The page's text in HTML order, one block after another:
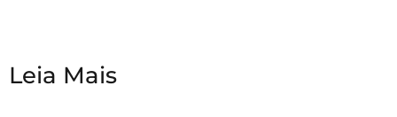
Leia Mais